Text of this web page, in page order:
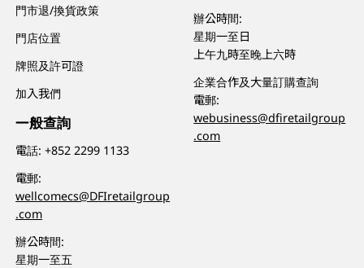
門市退/換貨政策
門店位置
牌照及許可證
加入我們
一般查詢
電話:+852 2299 1133
電郵:
wellcomecs@DFIretailgroup
.com
辦公時間:
星期一至五
辦公時間:
星期一至日
上午九時至晚上六時
企業合作及大量訂購查詢
電郵:
webusiness@dfiretailgroup
.com